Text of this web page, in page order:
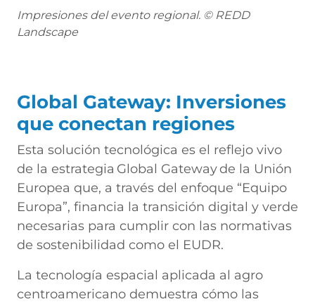
Impresiones del evento regional. © REDD
Landscape
Global Gateway: Inversiones
que conectan regiones
Esta solución tecnológica es el reflejo vivo
de la estrategia Global Gateway de la Unión
Europea que, a través del enfoque “Equipo
Europa”, financia la transición digital y verde
necesarias para cumplir con las normativas
de sostenibilidad como el EUDR.
La tecnología espacial aplicada al agro
centroamericano demuestra cómo las